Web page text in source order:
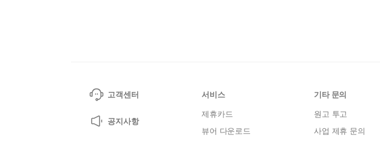
고객센터
공지사항
서비스
제휴카드
뷰어 다운로드
기타 문의
원고 투고
사업 제휴 문의